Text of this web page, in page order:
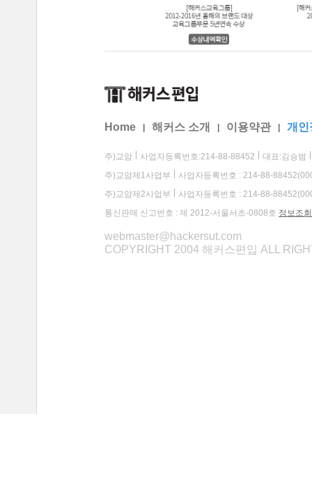
Home 해커스 소개 이용약관 개인
주)교암 사업자등록번호:214-88-88452
대표:김승범
주)교암제1사업부
사업자등록번호 : 214-88-
주)교암제2사업부
사업자등록번호 : 214-88-
통신판매 신고번호 : 제 2012-서울서초-0808호 정보조회
webmaster@hackersut.com
COPYRIGHT 2004 해커스편입 ALL